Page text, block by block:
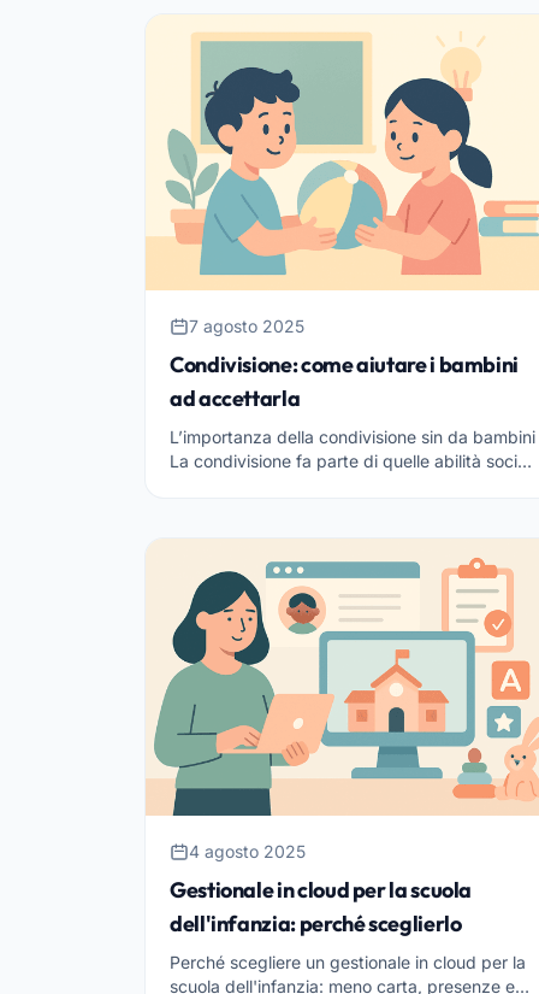
7 agosto 2025
Condivisione: come aiutare i bambini
ad accettarla
L’importanza della condivisione sin da bambini
La condivisione fa parte di quelle abilità sociali
4 agosto 2025
Gestionale in cloud per la scuola
dell'infanzia: perché sceglierlo
Perché scegliere un gestionale in cloud per la
scuola dell'infanzia: meno carta, presenze e